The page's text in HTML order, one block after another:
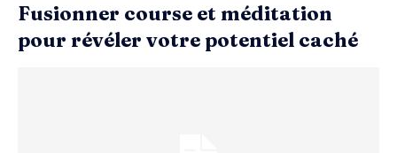
Fusionner course et méditation
pour révéler votre potentiel caché